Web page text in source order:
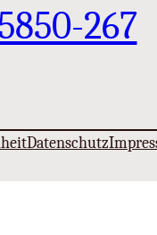
267
Datenschutz